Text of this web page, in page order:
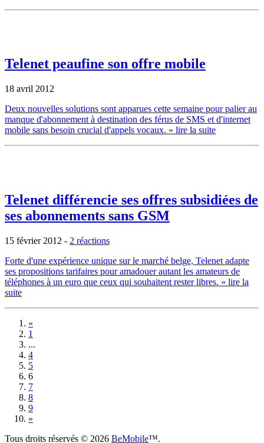
Telenet peaufine son offre mobile
18 avril 2012
Deux nouvelles solutions sont apparues cette semaine pour palier au
manque d'abonnement à destination des férus de SMS et d'internet
mobile sans besoin crucial d'appels vocaux. » lire la suite
Telenet différencie ses offres subsidiées de
ses abonnements sans GSM
15 février 2012 - 2 réactions
Forte d'une expérience unique sur le marché belge, Telenet adapte
ses propositions tarifaires pour amadouer autant les amateurs de
téléphones à un euro que ceux qui souhaitent rester libres. » lire la
suite
«
1
...
4
5
6
7
8
9
»
Tous droits réservés © 2026 BeMobile™.